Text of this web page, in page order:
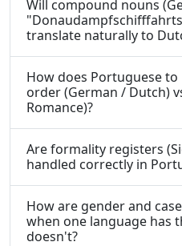
Will compound nouns
translate naturally to
How does Portuguese
order (German / Dutch)
Romance)?
Are formality registers
handled correctly in
How are gender and
when one language has
doesn't?